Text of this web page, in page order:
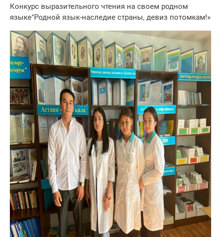
Конкурс выразительного чтения на своем родном
языке"Родной язык-наследие страны, девиз потомкам!»